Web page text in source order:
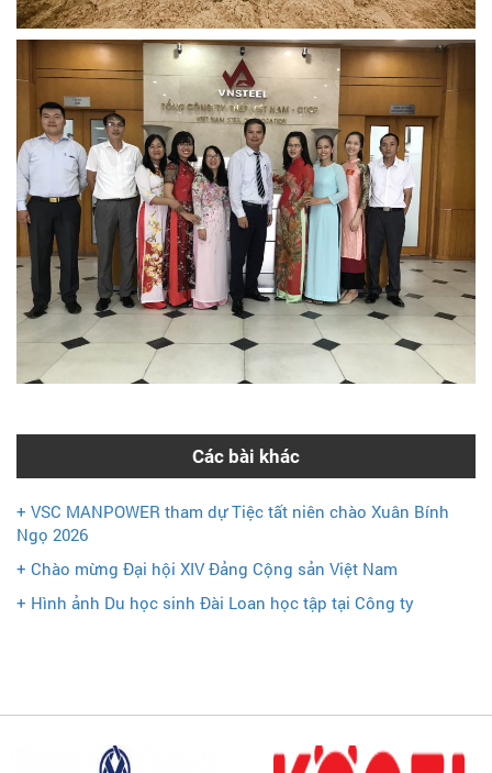
Các bài khác
+ VSC MANPOWER tham dự Tiệc tất niên chào Xuân Bính
Ngọ 2026
+ Chào mừng Đại hội XIV Đảng Cộng sản Việt Nam
+ Hình ảnh Du học sinh Đài Loan học tập tại Công ty